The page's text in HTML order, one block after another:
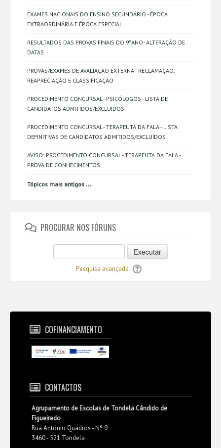
EXAMES NACIONAIS DO ENSINO SECUNDÁRIO - ÉPOCA
EXTRAORDINÁRIA E ÉPOCA ESPECIAL
RESULTADOS DAS PROVAS FINAIS DO 9ºANO- ALTERAÇÃO DE
DATAS
PROVAS/EXAMES DE AVALIAÇÃO EXTERNA - RECLAMAÇÃO,
REAPRECIAÇÃO E CLASSIFICAÇÃO
PROCEDIMENTO CONCURSAL - PSICÓLOGOS - LISTA DE
CANDIDATOS ADMITIDOS/EXCLUÍDOS
PROCEDIMENTO CONCURSAL - TERAPEUTA DA FALA - LISTA
DEFINITIVAS DE CANDIDATOS ADMITIDOS/EXCLUÍDOS
AVISO: PROCEDIMENTO CONCURSAL - TERAPEUTA DA FALA -
PROVA DE CONHECIMENTOS
Tópicos mais antigos ...
PROCURAR NOS FÓRUNS
Executar
Pesquisa avançada
COFINANCIAMENTO
CONTACTOS
Agrupamento de Escolas de Tondela Cândido de
Figueiredo
Rua António Quadros - Nº 9
3460 - 521 Tondela